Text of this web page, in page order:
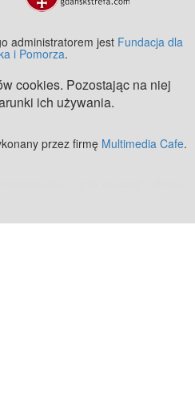
administratorem jest Fundacja dla
i Pomorza.
cookies. Pozostając na niej
ich używania.
przez firmę Multimedia Cafe.